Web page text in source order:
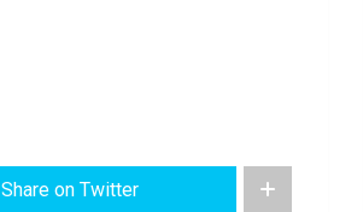
Share on Twitter